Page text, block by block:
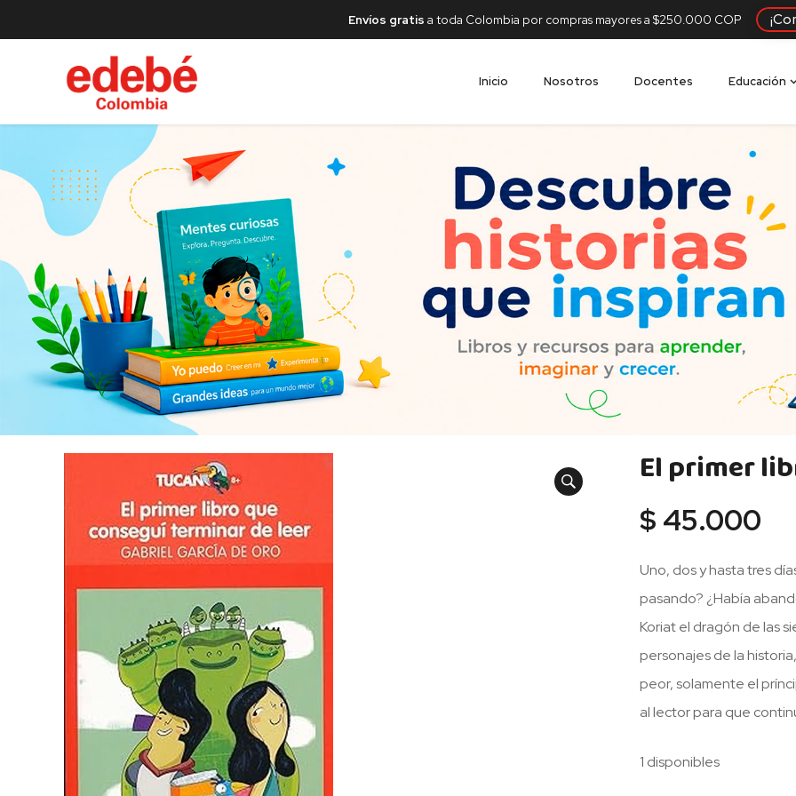
Envíos gratis a toda Colombia por compras mayores a $250.000 COP
Inicio Nosotros Docentes Educación
El primer
$ 45.000
Uno, dos y hasta tres
pasando? ¿Había
Koriat el dragón de las
personajes de la
peor, solamente el
al lector para que
1 disponibles